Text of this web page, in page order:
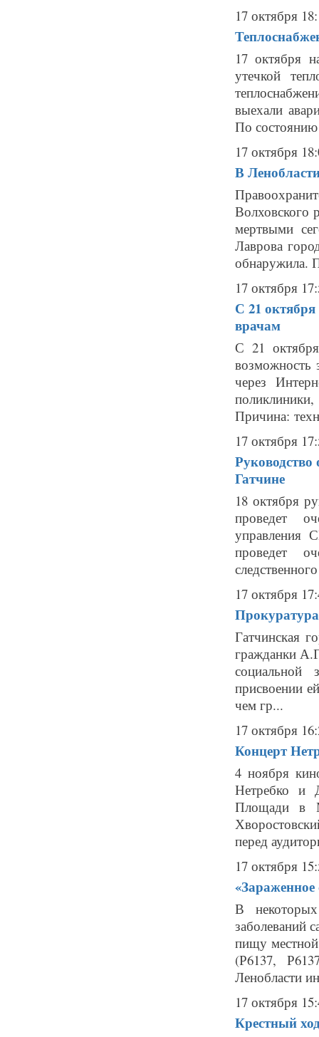
17 октября
17 октября
утечкой
выехали
По состоянию
17 октября
В
Волховского
мертвыми
Лаврова
обнаружила.
17 октября
С 21 октября
врачам
С 21
возможность
через
Причина:
17 октября
Руководство
Гатчине
18 октября
проведет
управления
проведет
17 октября
Гатчинская
гражданки
социальной
присвоении
чем гр...
17 октября
Концерт
4 ноября
Нетребко и
Площади в
перед
17 октября
В
заболеваний
пищу
(Р6137,
Ленобласти
17 октября
Крестный